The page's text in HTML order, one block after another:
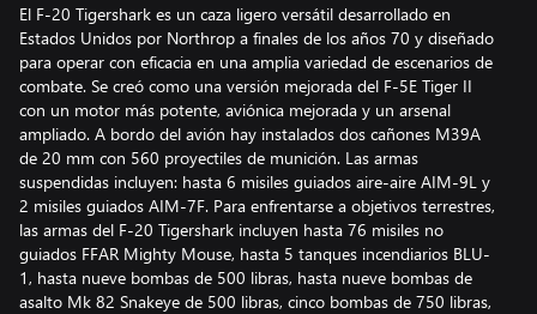
El F-20 Tigershark es un caza ligero versátil desarrollado en
Estados Unidos por Northrop a finales de los años 70 y diseñado
para operar con eficacia en una amplia variedad de escenarios de
combate. Se creó como una versión mejorada del F-5E Tiger II
con un motor más potente, aviónica mejorada y un arsenal
ampliado. A bordo del avión hay instalados dos cañones M39A
de 20 mm con 560 proyectiles de munición. Las armas
suspendidas incluyen: hasta 6 misiles guiados aire-aire AIM-9L y
2 misiles guiados AIM-7F. Para enfrentarse a objetivos terrestres,
las armas del F-20 Tigershark incluyen hasta 76 misiles no
guiados FFAR Mighty Mouse, hasta 5 tanques incendiarios BLU-
1, hasta nueve bombas de 500 libras, hasta nueve bombas de
asalto Mk 82 Snakeye de 500 libras, cinco bombas de 750 libras,